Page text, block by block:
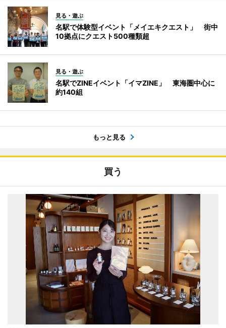
見る・遊ぶ
名駅で体験型イベント「メイエキクエスト」 街中
10拠点にクエスト500種類超
見る・遊ぶ
名駅でZINEイベント「イマZINE」 東海圏中心に
約140組
もっと見る
買う